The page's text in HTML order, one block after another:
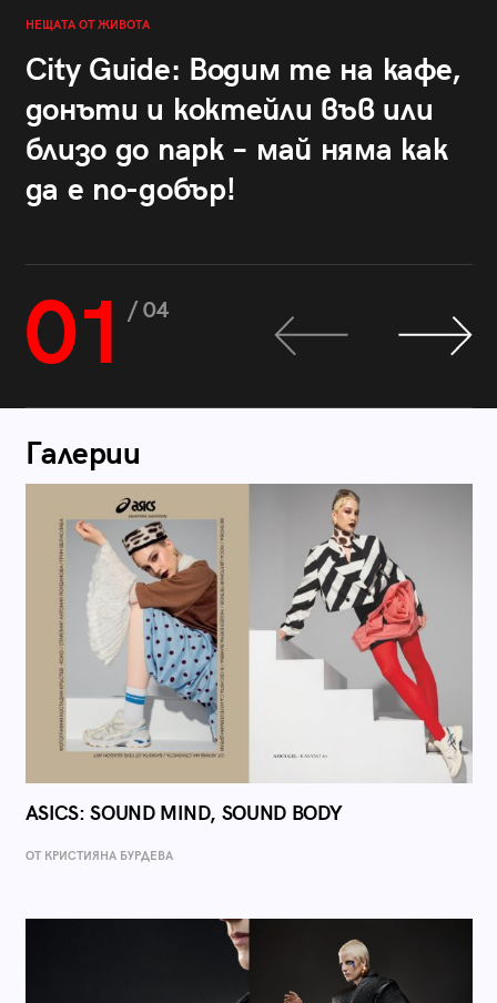
НЕЩАТА ОТ ЖИВОТА
City Guide: Водим те на кафе,
донъти и коктейли във или
близо до парк – май няма как
да е по-добър!
01 / 04
Галерии
ASICS: SOUND MIND, SOUND BODY
ОТ КРИСТИЯНА БУРДЕВА